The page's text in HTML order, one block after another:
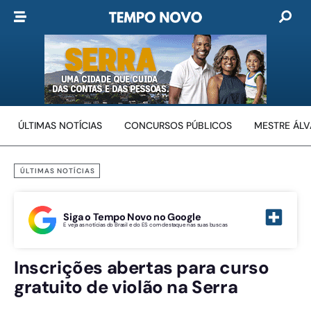
ÚLTIMAS NOTÍCIAS CONCURSOS PÚBLICOS MESTRE
ÚLTIMAS NOTÍCIAS
Siga o Tempo Novo no Google
E veja as notícias do Brasil e do ES com destaque nas suas buscas
Inscrições abertas para curso
gratuito de violão na Serra